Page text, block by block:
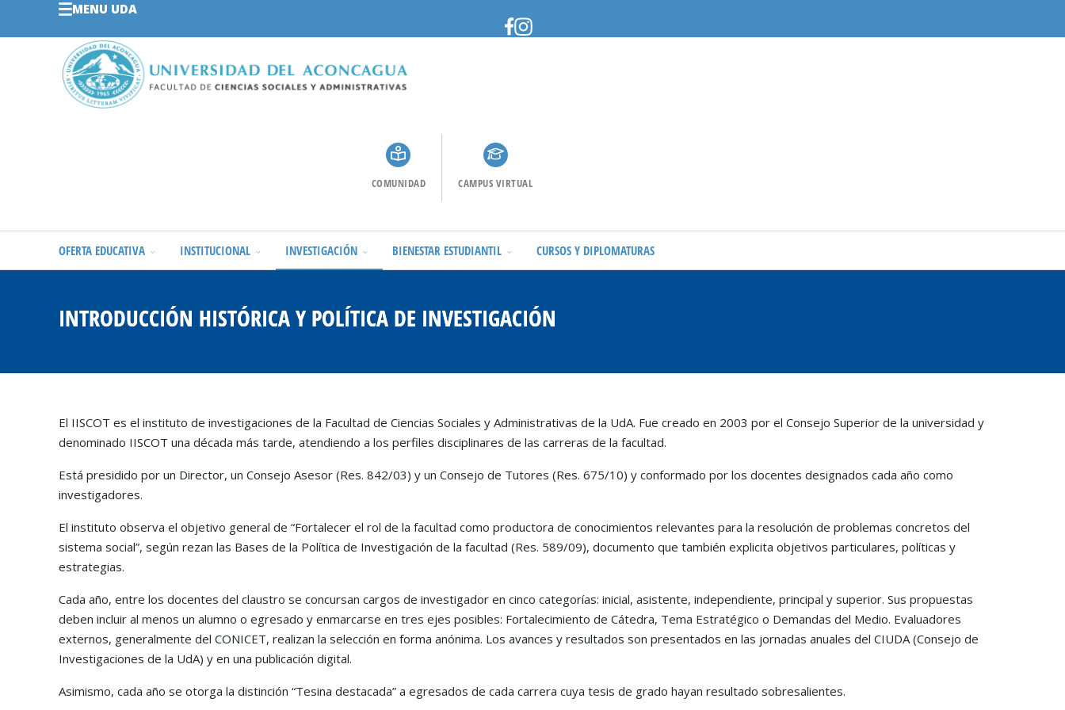
MENU UDA
COMUNIDAD CAMPUS VIRTUAL
OFERTA EDUCATIVA INSTITUCIONAL INVESTIGACIÓN BIENESTAR ESTUDIANTIL CURSOS Y DIPLOMATURAS
INTRODUCCIÓN HISTÓRICA Y POLÍTICA DE INVESTIGACIÓN
El IISCOT es el instituto de investigaciones de la Facultad de Ciencias Sociales y Administrativas de la UdA. Fue creado en 2003 por el Consejo Superior de la universidad y
denominado IISCOT una década más tarde, atendiendo a los perfiles disciplinares de las carreras de la facultad.
Está presidido por un Director, un Consejo Asesor (Res. 842/03) y un Consejo de Tutores (Res. 675/10) y conformado por los docentes designados cada año como
investigadores.
El instituto observa el objetivo general de “Fortalecer el rol de la facultad como productora de conocimientos relevantes para la resolución de problemas concretos del
sistema social”, según rezan las Bases de la Política de Investigación de la facultad (Res. 589/09), documento que también explicita objetivos particulares, políticas y
estrategias.
Cada año, entre los docentes del claustro se concursan cargos de investigador en cinco categorías: inicial, asistente, independiente, principal y superior. Sus propuestas
deben incluir al menos un alumno o egresado y enmarcarse en tres ejes posibles: Fortalecimiento de Cátedra, Tema Estratégico o Demandas del Medio. Evaluadores
externos, generalmente del CONICET, realizan la selección en forma anónima. Los avances y resultados son presentados en las jornadas anuales del CIUDA (Consejo de
Investigaciones de la UdA) y en una publicación digital.
Asimismo, cada año se otorga la distinción “Tesina destacada” a egresados de cada carrera cuya tesis de grado hayan resultado sobresalientes.